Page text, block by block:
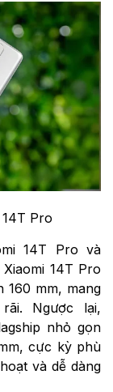
Pro
14T Pro và
14T Pro
160 mm, mang
Ngược lại,
nhỏ gọn
cực kỳ phù
và dễ dàng